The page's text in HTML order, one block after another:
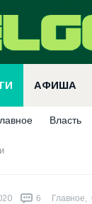
АФИША
Власть
6 Главное,